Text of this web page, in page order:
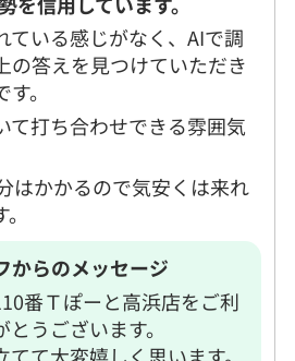
ている感じがなく、AIで調
の答えを見つけていただき
。
て打ち合わせできる雰囲気
はかかるので気安くは来れ
からのメッセージ
番Ｔぽーと高浜店をご利
うございます。